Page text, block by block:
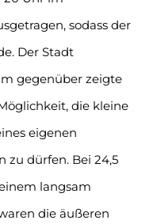
sodass der
Der Stadt
gegenüber zeigte
die kleine
eigenen
zu dürfen. Bei 24,5
langsam
die äußeren